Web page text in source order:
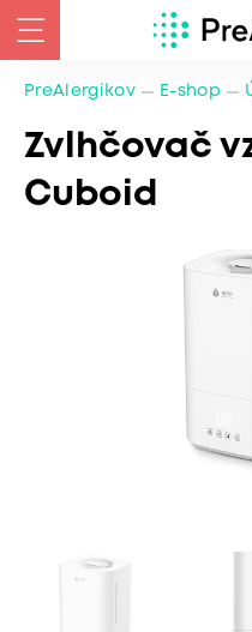
PreAlergikov E-shop
Zvlhčovač
Cuboid